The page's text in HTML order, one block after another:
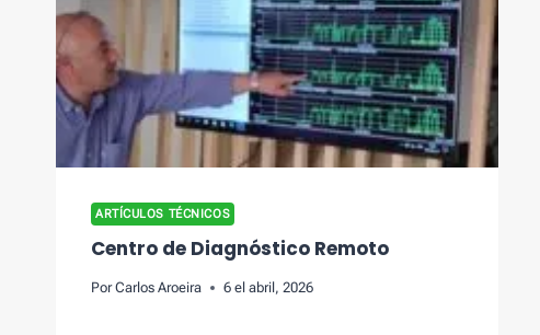
ARTÍCULOS TÉCNICOS
Centro de Diagnóstico Remoto
Por Carlos Aroeira 6 el abril, 2026